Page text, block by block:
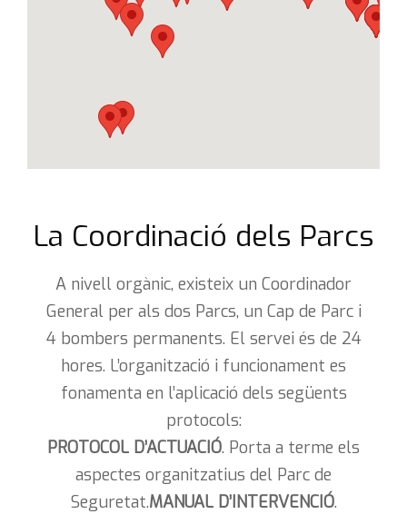
La Coordinació dels Parcs
A nivell orgànic, existeix un Coordinador
General per als dos Parcs, un Cap de Parc i
4 bombers permanents. El servei és de 24
hores. L’organització i funcionament es
fonamenta en l’aplicació dels següents
protocols:
PROTOCOL D’ACTUACIÓ. Porta a terme els
aspectes organitzatius del Parc de
Seguretat.MANUAL D’INTERVENCIÓ.